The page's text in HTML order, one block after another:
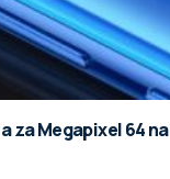
za Megapixel 64 na